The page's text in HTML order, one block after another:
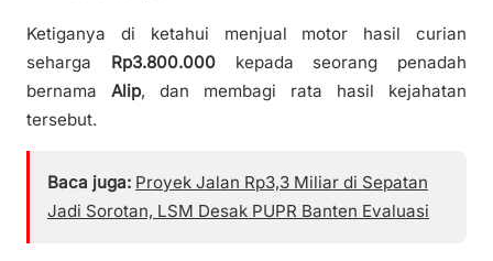
Ketiganya di ketahui menjual motor hasil curian
seharga Rp3.800.000kepada seorang penadah
bernama Alip, dan membagi rata hasil kejahatan
tersebut.
Baca juga: Proyek Jalan Rp3,3 Miliar di Sepatan
Jadi Sorotan, LSM Desak PUPR Banten Evaluasi